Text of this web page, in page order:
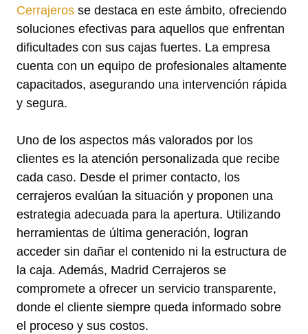
Cerrajeros se destaca en este ámbito, ofreciendo
soluciones efectivas para aquellos que enfrentan
dificultades con sus cajas fuertes. La empresa
cuenta con un equipo de profesionales altamente
capacitados, asegurando una intervención rápida
y segura.
Uno de los aspectos más valorados por los
clientes es la atención personalizada que recibe
cada caso. Desde el primer contacto, los
cerrajeros evalúan la situación y proponen una
estrategia adecuada para la apertura. Utilizando
herramientas de última generación, logran
acceder sin dañar el contenido ni la estructura de
la caja. Además, Madrid Cerrajeros se
compromete a ofrecer un servicio transparente,
donde el cliente siempre queda informado sobre
el proceso y sus costos.